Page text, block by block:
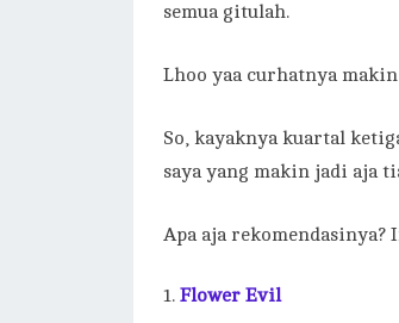
semua gitulah.
Lhoo yaa curhatnya
So, kayaknya kuartal
saya yang makin jadi aja
Apa aja rekomendasinya?
Flower Evil